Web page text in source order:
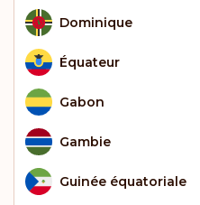
Dominique
Équateur
Gabon
Gambie
Guinée équatoriale